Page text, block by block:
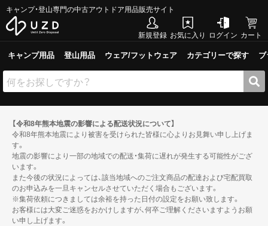
キャンプ・登山専門の中古アウトドア用品販売サイト
新規登録 お気に入り ログイン カート
キャンプ用品 登山用品 ウェア/フットウェア カテゴリーで探す
【令和8年熊本地震の影響による配送状況について】
令和8年熊本地震により被害を受けられた皆様に心よりお見舞い申し上げま
す。
地震の影響により一部の地域での配送・集荷に遅れが発生する可能性がござ
います。
また今後の状況によっては、該当地域へのご注文商品の配達および宅配買取
のお申込みを一旦キャンセルさせていただく場合もございます。
※集荷依頼につきましては余裕を持った日付の設定をお願い致します。
お客様には大変ご迷惑をおかけしますが、何卒ご理解くださいますようお願
い申し上げます。